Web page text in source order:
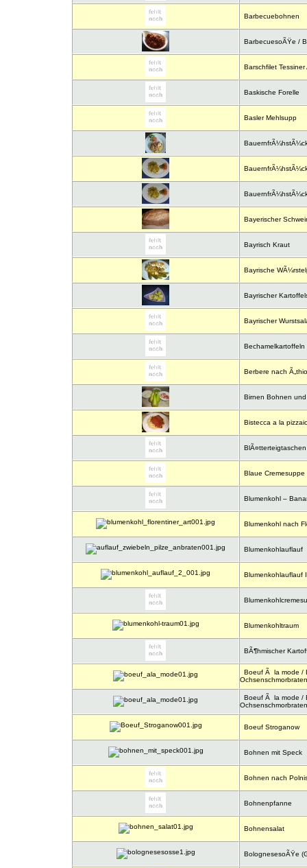
Barbecuebohnen
BarbecuesoÃŸe /
Barschfilet Tessiner
Baskische Forelle
Basler Mehlsupp
Bayerischer
Bayrisch Kraut
Bayrische
Bayrischer
Bayrischer
Bechamelkartoffeln
Berbere nach
Birnen Bohnen
Bistecca a la
BlÃ¤tterteigtaschen
Blaue Cremesuppe
Blumenkohl –
Blumenkohl nach
Blumenkohlauflauf
Blumenkohlauflauf
Blumenkohltraum
BÃ¶hmischer
Boeuf Ã la mode /
Ochsenschmorbraten
Boeuf Ã la mode /
Ochsenschmorbraten
Boeuf Stroganow
Bohnen mit Speck
Bohnen nach
Bohnenpfanne
Bohnensalat
BolognesesoÃŸe